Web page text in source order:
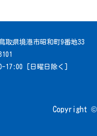
取県境港市昭和町9番地33
17:00 [日曜日除く]
Copyright